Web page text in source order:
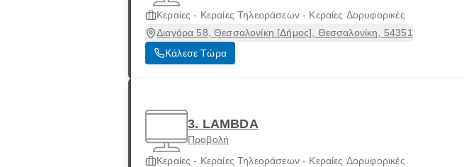
Κεραίες - Κεραίες Τηλεοράσεων - Κεραίες Δορυφορικές
Διαγόρα 58, Θεσσαλονίκη [Δήμος], Θεσσαλονίκη, 54351
Κάλεσε Τώρα
3. LAMBDA
Προβολή
Κεραίες - Κεραίες Τηλεοράσεων - Κεραίες Δορυφορικές